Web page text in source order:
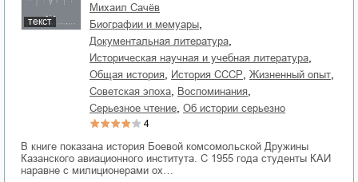
текст
Михаил Сачёв
биографии и мемуары
документальная литература
историческая научная и учебная литература
общая история история СССР жизненный опыт
советская эпоха воспоминания
серьезное чтение об истории серьезно
4
В книге показана история Боевой комсомольской Дружины
Казанского авиационного института. С 1955 года студенты КАИ
наравне с милиционерами ох…